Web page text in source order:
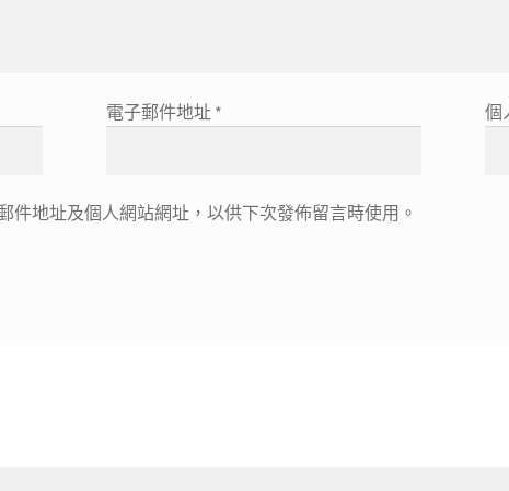
電子郵件地址 * 個
件地址及個人網站網址，以供下次發佈留言時使用。